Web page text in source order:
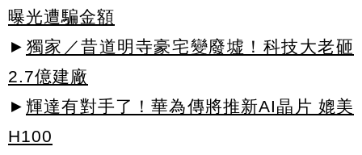
曝光遭騙金額
► 獨家／昔道明寺豪宅變廢墟！科技大老砸
2.7億建廠
► 輝達有對手了！華為傳將推新AI晶片 媲美
H100